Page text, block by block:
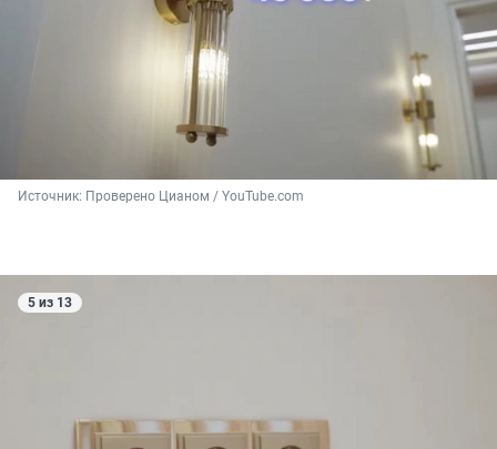
Источник: Проверено Цианом / YouTube.com
5 из 13